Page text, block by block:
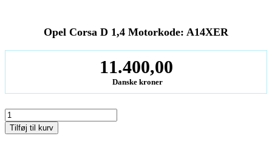
Opel Corsa D 1,4 Motorkode: A14XER
11.400,00
Danske kroner
Opel
Corsa
D
Tilføj til kurv